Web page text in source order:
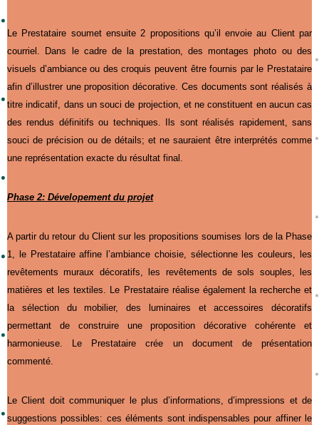
Le Prestataire soumet ensuite 2 propositions qu’il envoie au Client par
courriel. Dans le cadre de la prestation, des montages photo ou des
visuels d’ambiance ou des croquis peuvent être fournis par le Prestataire
afin d’illustrer une proposition décorative. Ces documents sont réalisés à
titre indicatif, dans un souci de projection, et ne constituent en aucun cas
des rendus définitifs ou techniques. Ils sont réalisés rapidement, sans
souci de précision ou de détails; et ne sauraient être interprétés comme
une représentation exacte du résultat final.
Phase 2: Dévelopement du projet
A partir du retour du Client sur les propositions soumises lors de la Phase
1, le Prestataire affine l’ambiance choisie, sélectionne les couleurs, les
revêtements muraux décoratifs, les revêtements de sols souples, les
matières et les textiles. Le Prestataire réalise également la recherche et
la sélection du mobilier, des luminaires et accessoires décoratifs
permettant de construire une proposition décorative cohérente et
harmonieuse. Le Prestataire crée un document de présentation
commenté.
Le Client doit communiquer le plus d’informations, d’impressions et de
suggestions possibles: ces éléments sont indispensables pour affiner le